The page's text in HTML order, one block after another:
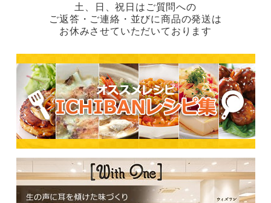
土、日、祝日はご質問への
ご返答・ご連絡・並びに商品の発送は
お休みさせていただいております